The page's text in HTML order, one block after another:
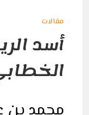
مقالات
أسد